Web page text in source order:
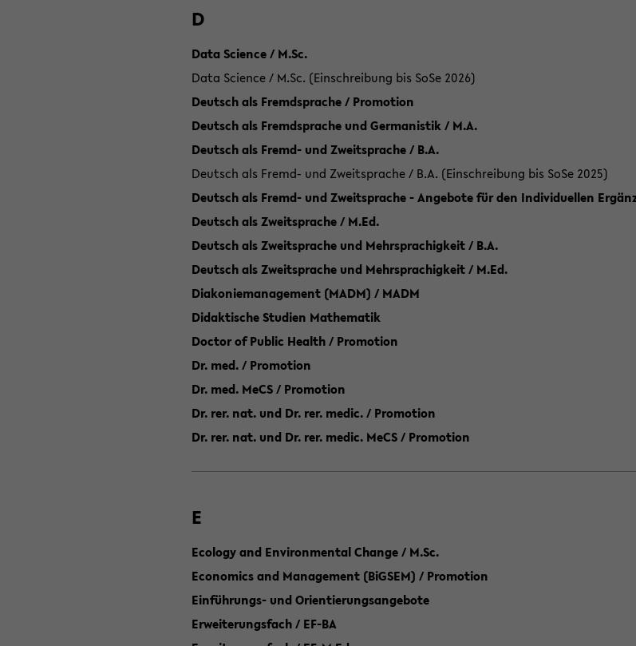
D
Data Science / M.Sc.
Data Science / M.Sc. (Einschreibung bis SoSe 2026)
Deutsch als Fremdsprache / Promotion
Deutsch als Fremdsprache und Germanistik / M.A.
Deutsch als Fremd- und Zweitsprache / B.A.
Deutsch als Fremd- und Zweitsprache / B.A. (Einschreibung bis SoSe 2025)
Deutsch als Fremd- und Zweitsprache - Angebote für den Individuellen
Deutsch als Zweitsprache / M.Ed.
Deutsch als Zweitsprache und Mehrsprachigkeit / B.A.
Deutsch als Zweitsprache und Mehrsprachigkeit / M.Ed.
Diakoniemanagement (MADM) / MADM
Didaktische Studien Mathematik
Doctor of Public Health / Promotion
Dr. med. / Promotion
Dr. med. MeCS / Promotion
Dr. rer. nat. und Dr. rer. medic. / Promotion
Dr. rer. nat. und Dr. rer. medic. MeCS / Promotion
E
Ecology and Environmental Change / M.Sc.
Economics and Management (BiGSEM) / Promotion
Einführungs- und Orientierungsangebote
Erweiterungsfach / EF-BA